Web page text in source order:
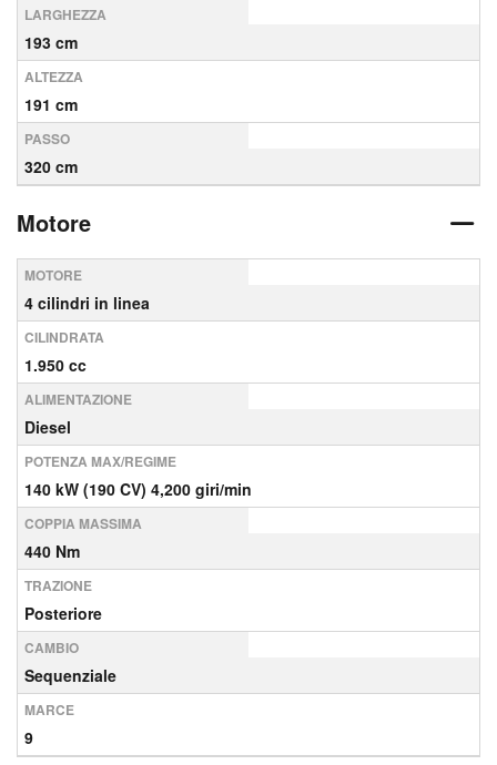
LARGHEZZA
193 cm
ALTEZZA
191 cm
PASSO
320 cm
Motore
MOTORE
4 cilindri in linea
CILINDRATA
1.950 cc
ALIMENTAZIONE
Diesel
POTENZA MAX/REGIME
140 kW (190 CV) 4,200 giri/min
COPPIA MASSIMA
440 Nm
TRAZIONE
Posteriore
CAMBIO
Sequenziale
MARCE
9